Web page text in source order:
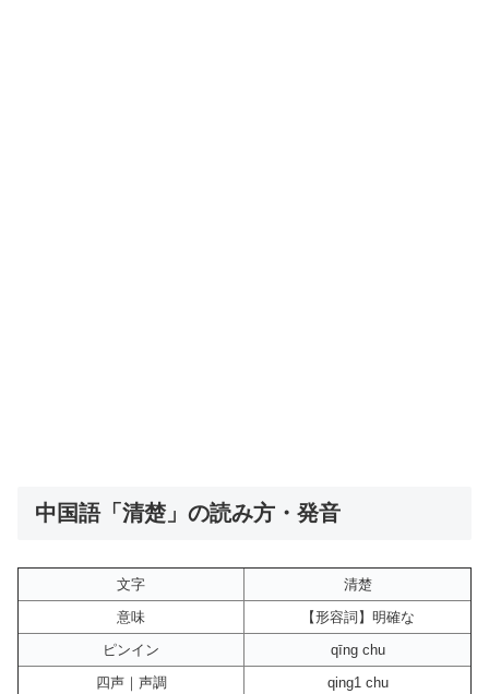
中国語「清楚」の読み方・発音
文字
清楚
意味
【形容詞】明確な
ピンイン
qīng chu
四声｜声調
qing1 chu